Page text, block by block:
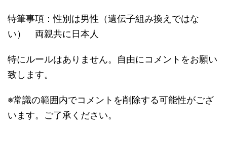
特筆事項：性別は男性（遺伝子組み換えではな
い） 両親共に日本人
特にルールはありません。自由にコメントをお願い
致します。
※常識の範囲内でコメントを削除する可能性がござ
います。ご了承ください。